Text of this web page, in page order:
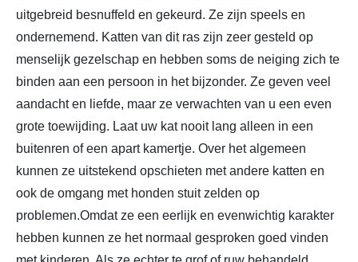
uitgebreid besnuffeld en gekeurd. Ze zijn speels en
ondernemend. Katten van dit ras zijn zeer gesteld op
menselijk gezelschap en hebben soms de neiging zich te
binden aan een persoon in het bijzonder. Ze geven veel
aandacht en liefde, maar ze verwachten van u een even
grote toewijding. Laat uw kat nooit lang alleen in een
buitenren of een apart kamertje. Over het algemeen
kunnen ze uitstekend opschieten met andere katten en
ook de omgang met honden stuit zelden op
problemen.Omdat ze een eerlijk en evenwichtig karakter
hebben kunnen ze het normaal gesproken goed vinden